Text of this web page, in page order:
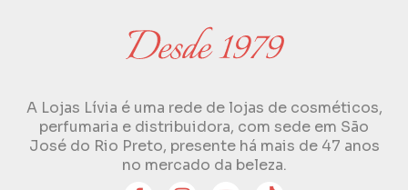
A Lojas Lívia é uma rede de lojas de cosméticos,
perfumaria e distribuidora, com sede em São
José do Rio Preto, presente há mais de 47 anos
no mercado da beleza.